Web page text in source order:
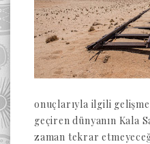
onuçlarıyla ilgili
geçiren dünyanın Kala
zaman tekrar